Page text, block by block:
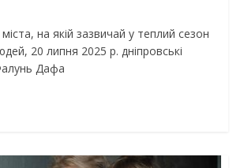
на якій зазвичай у теплий сезон
20 липня 2025 р. дніпровські
Дафа